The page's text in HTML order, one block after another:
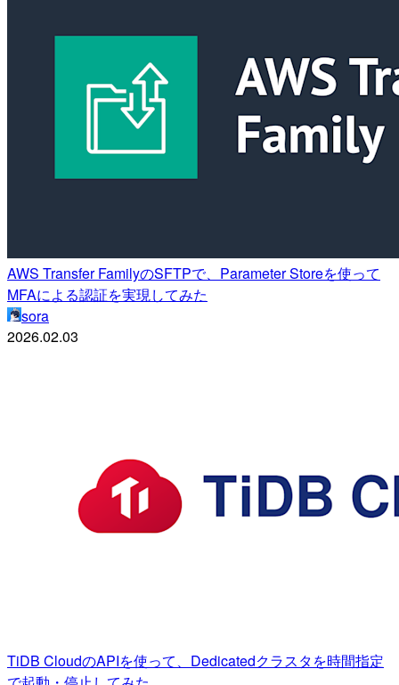
AWS Transfer FamilyのSFTPで、Parameter Storeを使って
MFAによる認証を実現してみた
sora
2026.02.03
TiDB CloudのAPIを使って、Dedicatedクラスタを時間指定